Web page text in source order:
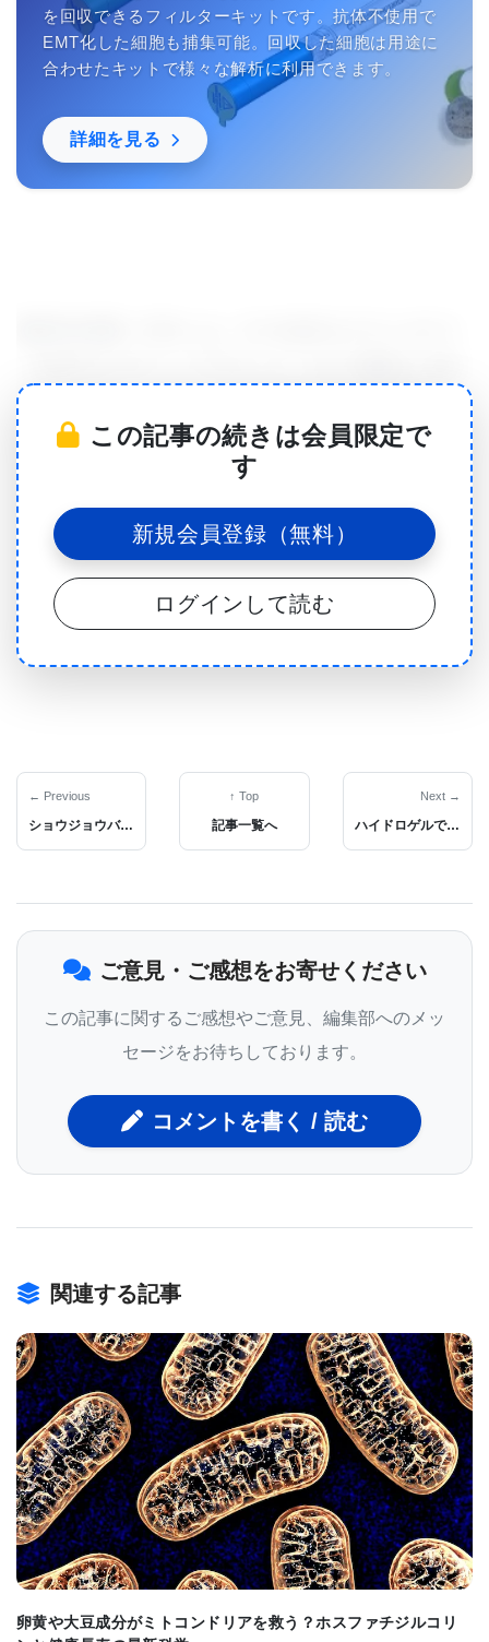
を回収できるフィルターキットです。抗体不使用で
EMT化した細胞も捕集可能。回収した細胞は用途に
合わせたキットで様々な解析に利用できます。
詳細を見る
することによって生じるFMR1遺伝子の突然変異に
よって引き起こされる。 これは、CGGリピートと呼
ばれ、健常者では5から55まで変化する。
リピートが繰り返されるほど、疾患を発症するリス
クが高くなる。 この突然変異は、FMR1遺伝子によ
って産生されるタンパク質である脆弱X精神遅滞タ
ンパク質（FMRP）の喪失をもたらす。
つのみを標的とする。しかしながら、それらはこの
疾患を治療するには不十分であることが証明されて
いてFMRPによって果たされる異なる機能は、1つの
調節不能な分子経路のみを標的とする任意の治療で
は矯正するのが困難であり、今日までのヒト臨床試
験での成功の欠如に関する潜在的な理由の1つと考え
は、突然変異を引き起こすCGG反復を標的とするた
されたFMR1遺伝子の転写を再活性化する。
CRISPR / Cas9システムは、DNA配列の一部を削
除、追加、または変更することによってゲノムの一
部を編集できるツールである。
これにより、研究者は非常に特異的かつ正確な方法
でDNAの断片を改変することができる。CRISP /
Cas9が効率的にFMR1遺伝子を標的とし、FMRPタ
ンパク質の産生を8倍に増強できることを示すため
この記事の続きは会員限定で
す
新規会員登録（無料）
ログインして読む
← Previous
ショウジョウバエの研究で睡眠の抗酸化効果が判明
↑ Top
記事一覧へ
Next →
ハイドロゲルで損傷した筋肉組織に筋肉幹細胞を送達する技術が報告される。
ご意見・ご感想をお寄せください
この記事に関するご感想やご意見、編集部へのメッ
セージをお待ちしております。
コメントを書く / 読む
関連する記事
BIOMARKET JP
卵黄や大豆成分がミトコンドリアを救う？ホスファチジルコリ